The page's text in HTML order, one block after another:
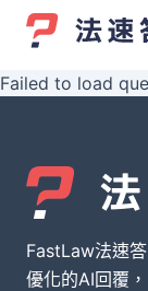
Failed to load
FastLaw法速
優化的AI回覆